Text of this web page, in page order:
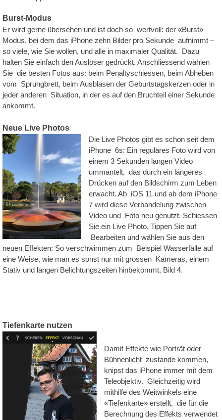
Burst-Modus
Er wird gerne übersehen und ist doch so wertvoll: der «Burst»-
Modus, bei dem das iPhone zehn Bilder pro Sekunde aufnimmt –
so viele, wie Sie wollen, und alle in maximaler Qualität. Dazu
halten Sie einfach den Auslöser gedrückt. Anschliessend wählen
Sie die besten Fotos aus: beim Penaltyschiessen, beim Abheben
vom Sprungbrett, beim Ausblasen der Geburtstagskerzen oder in
jeder anderen Situation, in der es auf den Bruchteil einer Sekunde
ankommt.
Neue Live Photos
Die Live Photos gibt es schon seit dem
iPhone 6s: Ein reguläres Foto wird von
einem 3 Sekunden langen Video
ummantelt, das durch ein längeres
Drücken auf den Bildschirm zum Leben
erwacht. Ab iOS 11 und ab dem iPhone
7 wird diese Verbandelung zwischen
Video und Foto neu genutzt. Schiessen
Sie ein Live Photo. Tippen Sie auf
Bearbeiten und wählen Sie aus den
neuen Effekten: So verschwimmen zum Beispiel Wasserfälle auf
eine Weise, wie man es sonst nur mit grossen Kameras, einem
Stativ und langen Belichtungszeiten hinbekommt, Bild 4.
Tiefenkarte nutzen
Damit Effekte wie Porträt oder
Bühnenlicht zustande kommen,
knipst das iPhone immer mit dem
Teleobjektiv. Gleichzeitig wird
mithilfe des Weitwinkels eine
«Tiefenkarte» erstellt, die für die
Berechnung des Effekts verwendet